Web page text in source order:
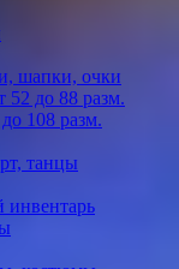
шапки, очки
52 до 88 разм.
108 разм.
танцы
инвентарь